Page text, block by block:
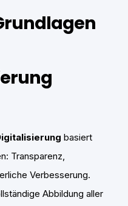
basiert
Transparenz,
Verbesserung.
Abbildung aller